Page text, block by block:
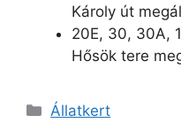
Károly út
20E, 30, 30A,
Hősök tere
Kategória
Állatkert